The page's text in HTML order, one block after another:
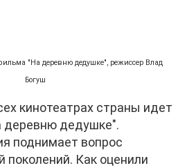
"На деревню дедушке", режиссер Влад
Богуш
кинотеатрах страны идет
деревню дедушке".
поднимает вопрос
поколений. Как оценили